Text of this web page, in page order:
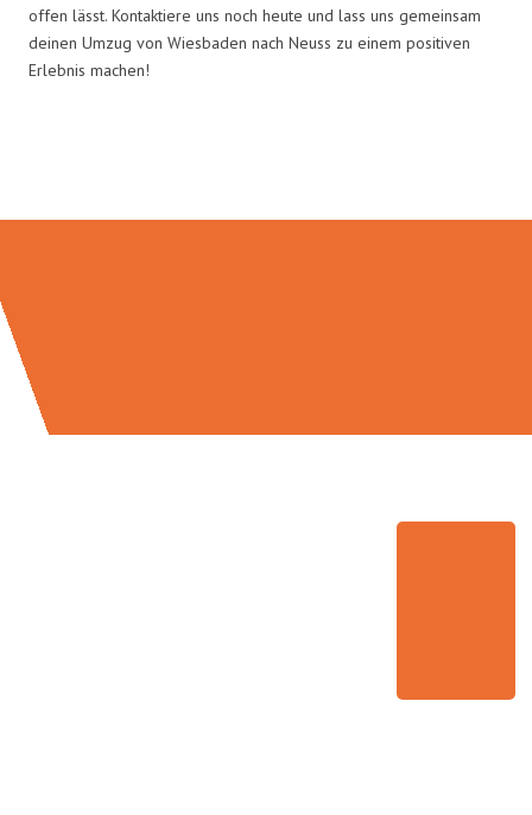
offen lässt. Kontaktiere uns noch heute und lass uns gemeinsam
deinen Umzug von Wiesbaden nach Neuss zu einem positiven
Erlebnis machen!